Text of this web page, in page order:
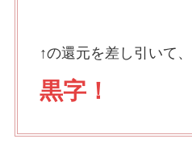
↑の還元を差し引いて、
黒字！